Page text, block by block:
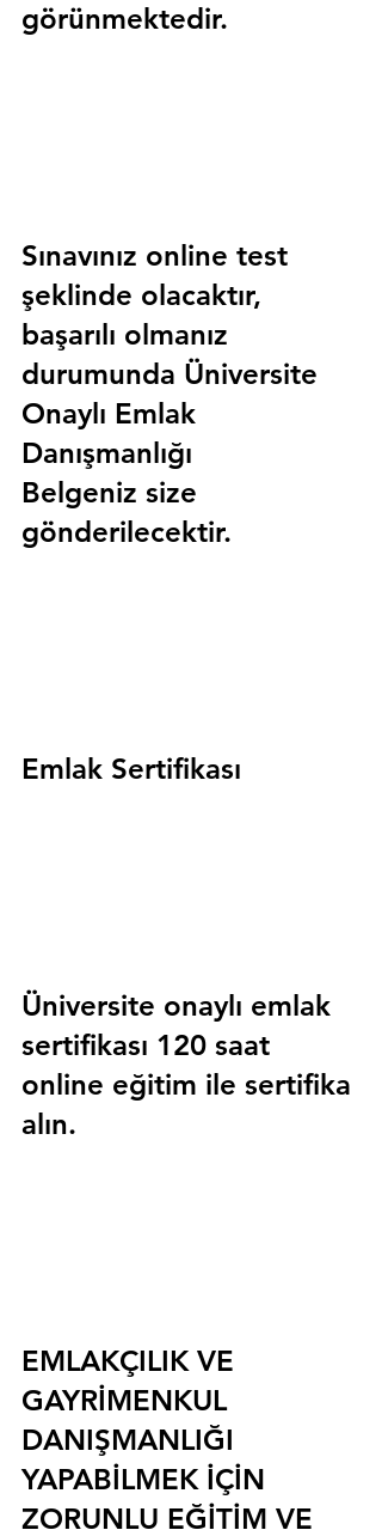
görünmektedir.
Sınavınız online test
şeklinde olacaktır,
başarılı olmanız
durumunda Üniversite
Onaylı Emlak
Danışmanlığı
Belgeniz size
gönderilecektir.
Emlak Sertifikası
Üniversite onaylı emlak
sertifikası 120 saat
online eğitim ile sertifika
alın.
EMLAKÇILIK VE
GAYRİMENKUL
DANIŞMANLIĞI
YAPABİLMEK İÇİN
ZORUNLU EĞİTİM VE